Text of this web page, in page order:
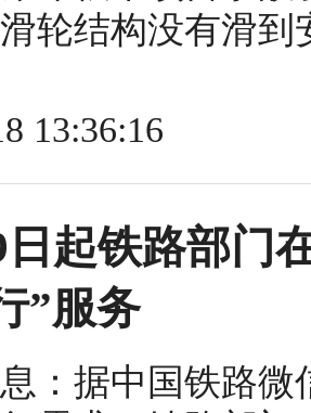
轮结构没有滑
13:36:16
日起铁路部门
”服务
：据中国铁路